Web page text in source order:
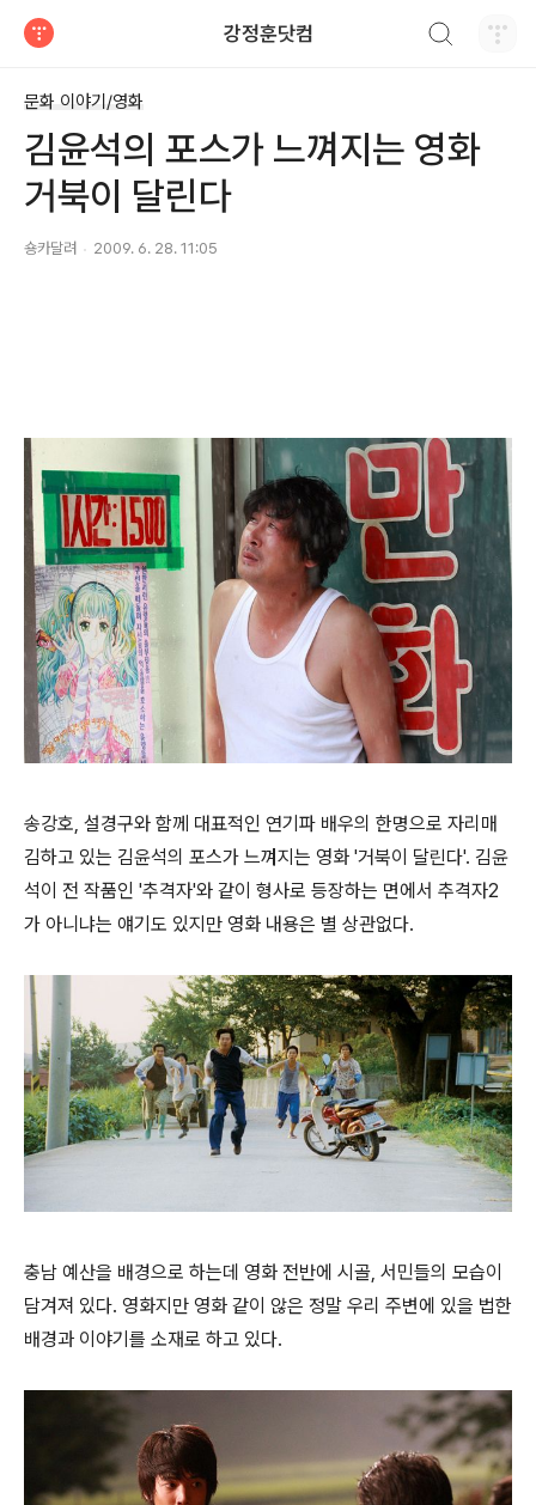
강정훈닷컴
문화 이야기/영화
김윤석의 포스가 느껴지는 영화
거북이 달린다
숑카달려 2009. 6. 28. 11:05
송강호, 설경구와 함께 대표적인 연기파 배우의 한명으로 자리매
김하고 있는 김윤석의 포스가 느껴지는 영화 '거북이 달린다'. 김윤
석이 전 작품인 '추격자'와 같이 형사로 등장하는 면에서 추격자2
가 아니냐는 얘기도 있지만 영화 내용은 별 상관없다.
충남 예산을 배경으로 하는데 영화 전반에 시골, 서민들의 모습이
담겨져 있다. 영화지만 영화 같이 않은 정말 우리 주변에 있을 법한
배경과 이야기를 소재로 하고 있다.